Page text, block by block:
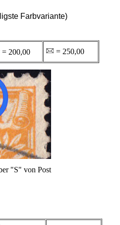
Farbvariante)
= 200,00 = 250,00
"S" von Post